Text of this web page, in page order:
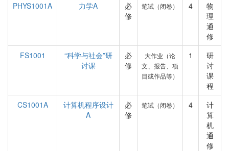
PHYS1001A
力学A
必
修
笔试（闭卷） 4
物
理
通
修
FS1001
“科学与社会”研
讨课
必
修
大作业（论
文、报告、项
目或作品等）
1
研
讨
课
程
CS1001A
计算机程序设计
A
必
修
笔试（闭卷） 4
计
算
机
通
修